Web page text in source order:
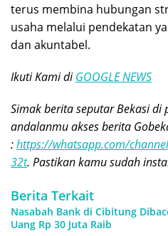
terus membina hubungan
usaha melalui pendekatan
dan akuntabel.
Ikuti Kami diGOOGLE NEWS
Simak berita seputar Bekasi di
andalanmu akses berita
:https://whatsapp.com/
32t. Pastikan kamu sudah
Berita Terkait
Nasabah Bank di Cibitung
Uang Rp 30 Juta Raib